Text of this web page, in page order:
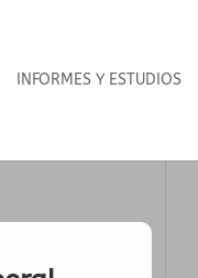
INFORMES Y ESTUDIOS